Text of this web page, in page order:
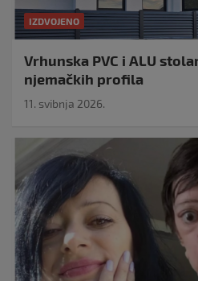
IZDVOJENO
Vrhunska PVC i ALU
njemačkih profila
11. svibnja 2026.